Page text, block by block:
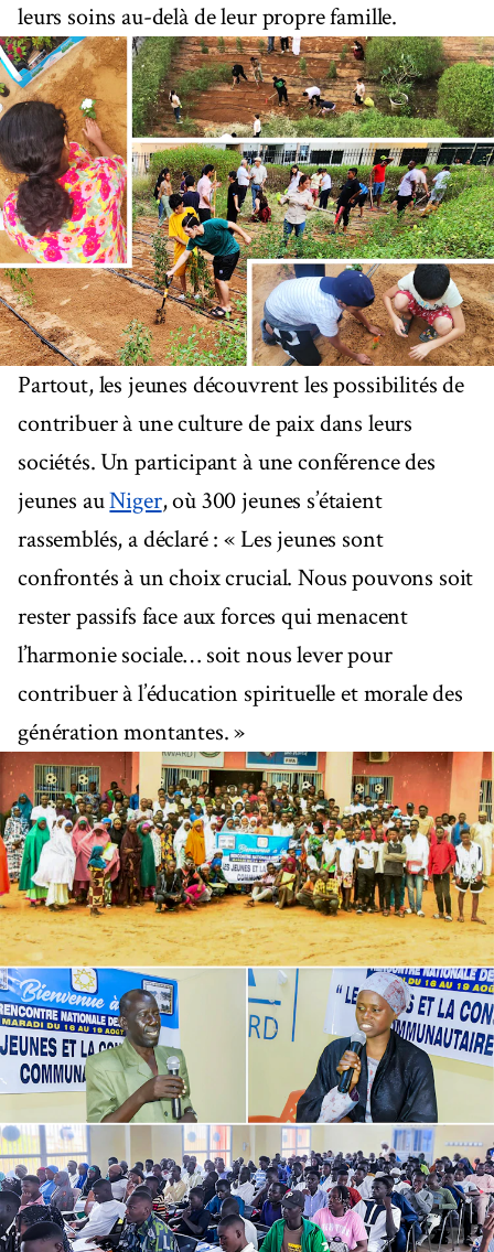
leurs soins au-delà de leur propre famille.
Partout, les jeunes découvrent les possibilités de
contribuer à une culture de paix dans leurs
sociétés. Un participant à une conférence des
jeunes auNiger, où 300 jeunes s’étaient
rassemblés, a déclaré : « Les jeunes sont
confrontés à un choix crucial. Nous pouvons soit
rester passifs face aux forces qui menacent
l’harmonie sociale… soit nous lever pour
contribuer à l’éducation spirituelle et morale des
génération montantes. »